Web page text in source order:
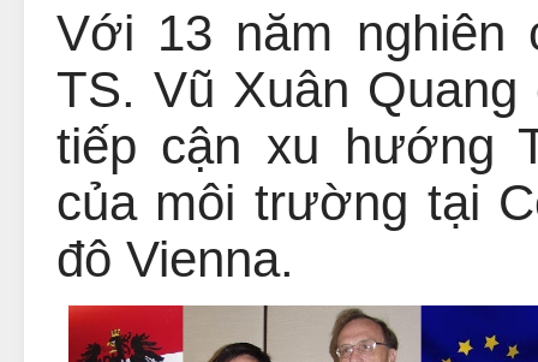
Với 13 năm nghiên
TS. Vũ Xuân
tiếp cận xu hướng
của môi trường tại
đô Vienna.